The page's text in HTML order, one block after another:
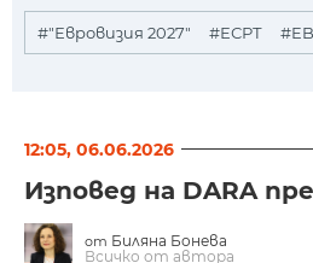
#"Евровизия 2027" #ЕСРТ
12:05, 06.06.2026
Изповед на DARA
от Биляна Бонева
Всичко от автора